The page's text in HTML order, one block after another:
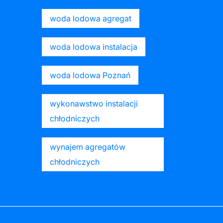
woda lodowa agregat
woda lodowa instalacja
woda lodowa Poznań
wykonawstwo instalacji
chłodniczych
wynajem agregatów
chłodniczych